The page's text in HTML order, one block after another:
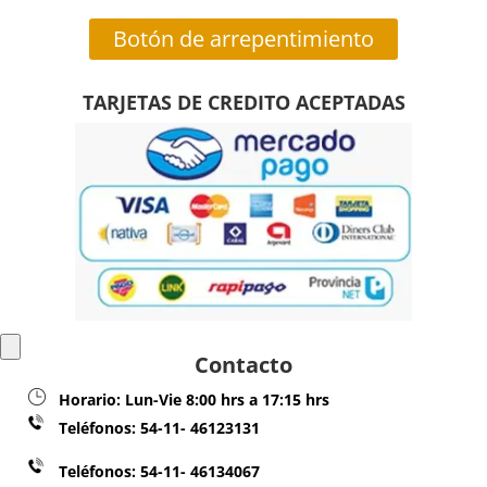
Botón de arrepentimiento
TARJETAS DE CREDITO ACEPTADAS
Contacto
Horario: Lun-Vie 8:00 hrs a 17:15 hrs
Teléfonos: 54-11- 46123131
Teléfonos: 54-11- 46134067